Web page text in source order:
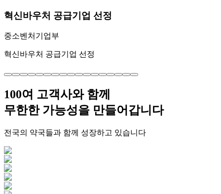
혁신바우처 공급기업 선정
중소벤처기업부
혁신바우처 공급기업 선정
100여 고객사와 함께
무한한 가능성을 만들어갑니다
전국의 약국들과 함께 성장하고 있습니다